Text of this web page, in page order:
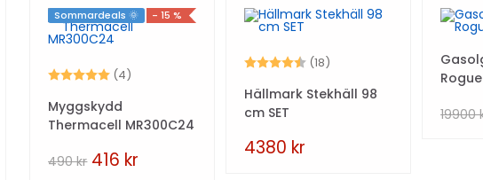
Sommardeals 🌞 - 15 %
Betyg: (4)
Myggskydd
Thermacell MR300C24
490kr 416 kr
Betyg: (18) 4.5 utav 5 stjärnor
Hällmark Stekhäll 98
cm SET
4380 kr
19900